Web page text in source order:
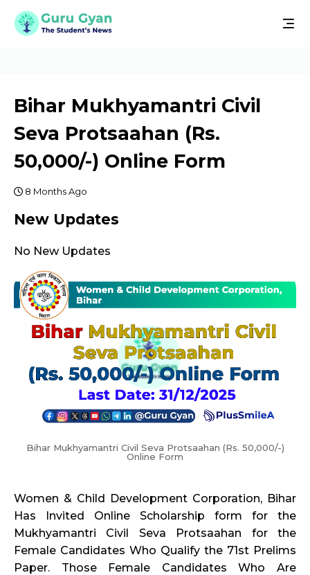
Bihar Mukhyamantri Civil
Seva Protsaahan (Rs.
50,000/-) Online Form
8 Months Ago
New Updates
No New Updates
Bihar Mukhyamantri Civil Seva Protsaahan (Rs. 50,000/-)
Online Form
Women & Child Development Corporation, Bihar
Has Invited Online Scholarship form for the
Mukhyamantri Civil Seva Protsaahan for the
Female Candidates Who Qualify the 71st Prelims
Paper. Those Female Candidates Who Are